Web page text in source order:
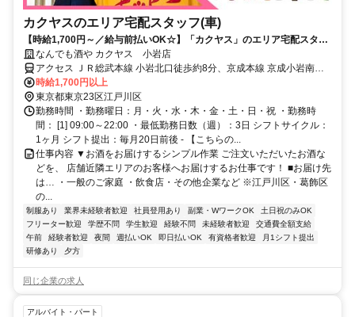
カクヤスのエリア宅配スタッフ(車)
【時給1,700円～／給与前払いOK☆】「カクヤス」のエリア宅配スタッ
フ【江戸川区・葛飾区】
なんでも酒や カクヤス 小岩店
アクセス ＪＲ総武本線 小岩北口徒歩約8分、京成本線 京成小岩南口
徒歩約9分、京成本線 江戸川徒歩約13分 ※マイカー（車・バイク）
通勤不可
時給1,700円以上
東京都東京23区江戸川区
勤務時間 ・勤務曜日：月・火・水・木・金・土・日・祝 ・勤務時
間： [1] 09:00～22:00 ・最低勤務日数（週）：3日 シフトサイクル：
1ヶ月 シフト提出：毎月20日前後 - 【こちらの...
仕事内容 ▼お酒をお届けするシンプル作業 ご注文いただいたお酒な
どを、 店舗近隣エリアのお客様へお届けするお仕事です！ ■お届け先
は… ・一般のご家庭 ・飲食店・その他企業など ※江戸川区・葛飾区
の...
制服あり 業界未経験者歓迎 社員登用あり 副業・WワークOK
土日祝のみOK
フリーター歓迎
学歴不問 学生歓迎 経験不問 未経験者歓迎
交通費全額支給
午前
経験者歓迎 夜間 週払いOK 即日払いOK 有資格者歓迎
月1シフト提出
研修あり
夕方
同じ企業の求人
アルバイト・パート